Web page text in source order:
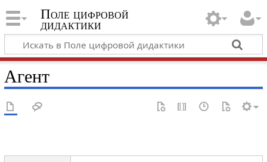
Поле цифровой
дидактики
Агент